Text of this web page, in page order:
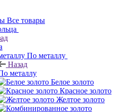
Все товары
По металлу
Назад
металлу
Белое золото
Красное золото
Желтое золото